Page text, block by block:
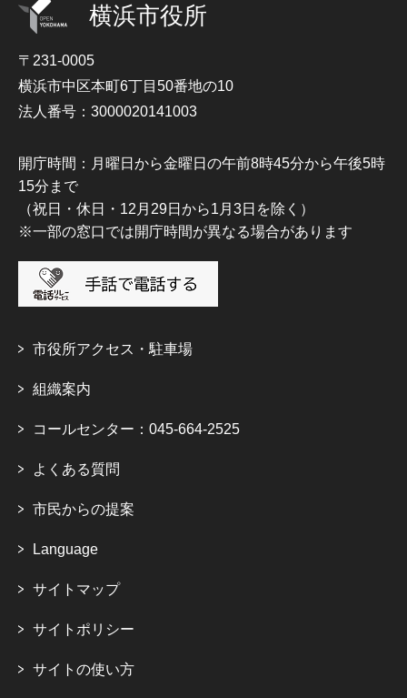
横浜市役所
〒231-0005
横浜市中区本町6丁目50番地の10
法人番号：3000020141003
開庁時間：月曜日から金曜日の午前8時45分から午後5時
15分まで
（祝日・休日・12月29日から1月3日を除く）
※一部の窓口では開庁時間が異なる場合があります
市役所アクセス・駐車場
組織案内
コールセンター：045-664-2525
よくある質問
市民からの提案
Language
サイトマップ
サイトポリシー
サイトの使い方